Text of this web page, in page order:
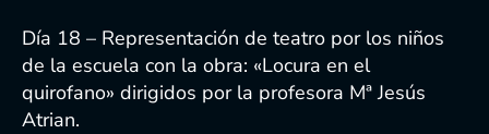
Día 18 – Representación de teatro por los niños
de la escuela con la obra: «Locura en el
quirofano» dirigidos por la profesora Mª Jesús
Atrian.